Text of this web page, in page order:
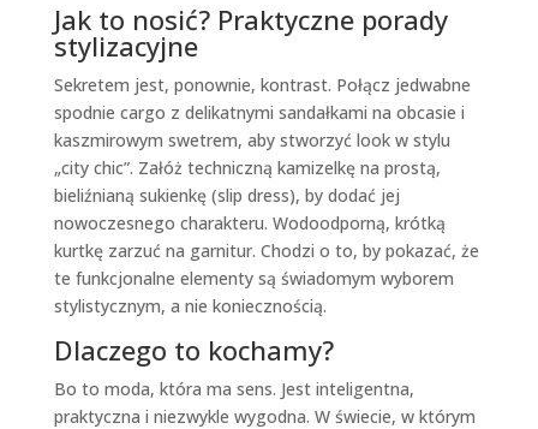
Jak to nosić? Praktyczne porady
stylizacyjne
Sekretem jest, ponownie, kontrast. Połącz jedwabne
spodnie cargo z delikatnymi sandałkami na obcasie i
kaszmirowym swetrem, aby stworzyć look w stylu
„city chic”. Załóż techniczną kamizelkę na prostą,
bieliźnianą sukienkę (slip dress), by dodać jej
nowoczesnego charakteru. Wodoodporną, krótką
kurtkę zarzuć na garnitur. Chodzi o to, by pokazać, że
te funkcjonalne elementy są świadomym wyborem
stylistycznym, a nie koniecznością.
Dlaczego to kochamy?
Bo to moda, która ma sens. Jest inteligentna,
praktyczna i niezwykle wygodna. W świecie, w którym